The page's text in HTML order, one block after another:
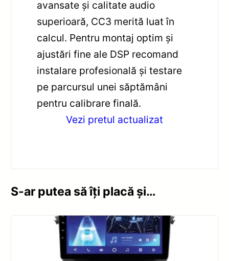
avansate și calitate audio
superioară, CC3 merită luat în
calcul. Pentru montaj optim și
ajustări fine ale DSP recomand
instalare profesională și testare
pe parcursul unei săptămâni
pentru calibrare finală.
Vezi pretul actualizat
S-ar putea să îți placă și…